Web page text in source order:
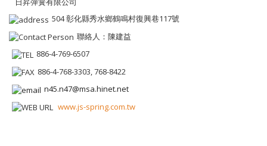
504 彰化縣秀水鄉鶴鳴村復興巷117號
聯絡人：陳建益
886-4-769-6507
886-4-768-3303, 768-8422
n45.n47@msa.hinet.net
www.js-spring.com.tw